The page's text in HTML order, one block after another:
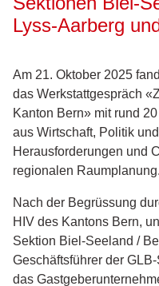
Lyss-Aarberg
Am 21. Oktober 2025
das Werkstattgespräch
Kanton Bern» mit rund
aus Wirtschaft, Politik
Herausforderungen und
regionalen Raumplanung.
Nach der Begrüssung
HIV des Kantons Bern,
Sektion Biel-Seeland /
Geschäftsführer der
das